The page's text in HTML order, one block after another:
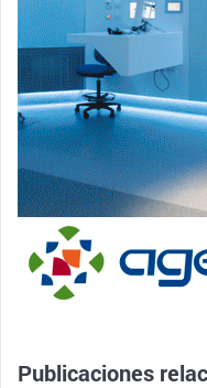
Publicaciones